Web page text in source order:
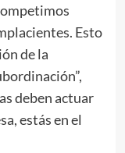
Esto
de la
deben actuar
estás en el